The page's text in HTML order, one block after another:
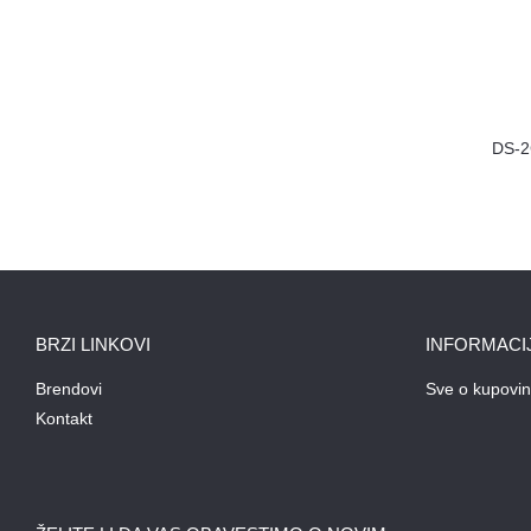
DS-
BRZI LINKOVI
Brendovi
Kontakt
Sve o